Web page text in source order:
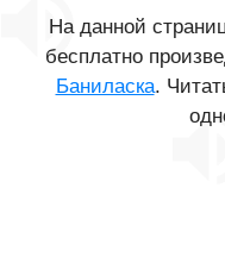
На данной
бесплатно
Баниласка.